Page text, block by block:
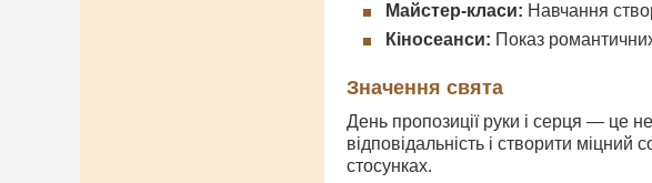
Майстер-класи: Навчання
Кіносеанси: Показ
Значення свята
День пропозиції руки і серця — це
відповідальність і створити
стосунках.